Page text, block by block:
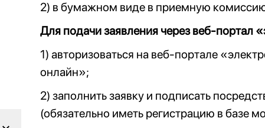
2) в бумажном виде в приемную
Для подачи заявления через веб-портал
1) авторизоваться на веб-портале
онлайн»;
2) заполнить заявку и подписать
(обязательно иметь регистрацию в базе